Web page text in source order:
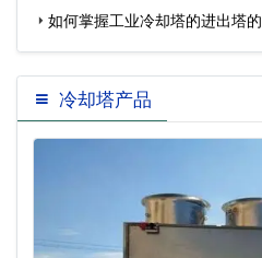
如何掌握工业冷却塔的进出塔
冷却塔产品